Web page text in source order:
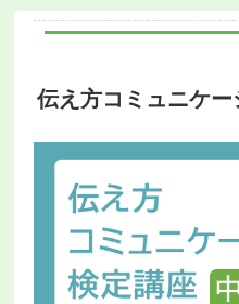
伝え方コミュニケ